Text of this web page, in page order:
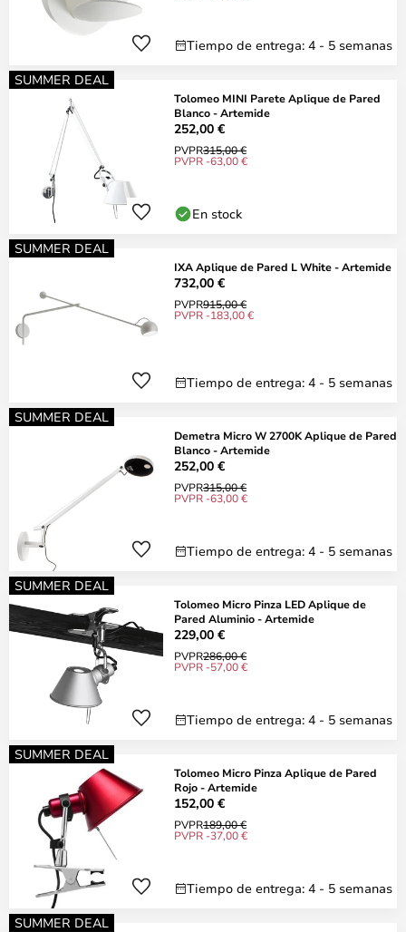
Tiempo de entrega: 4 - 5 semanas
SUMMER DEAL
Tolomeo MINI Parete Aplique de Pared
Blanco - Artemide
252,00 €
PVPR315,00 €
PVPR -63,00 €
En stock
SUMMER DEAL
IXA Aplique de Pared L White - Artemide
732,00 €
PVPR915,00 €
PVPR -183,00 €
Tiempo de entrega: 4 - 5 semanas
SUMMER DEAL
Demetra Micro W 2700K Aplique de Pared
Blanco - Artemide
252,00 €
PVPR315,00 €
PVPR -63,00 €
Tiempo de entrega: 4 - 5 semanas
SUMMER DEAL
Tolomeo Micro Pinza LED Aplique de
Pared Aluminio - Artemide
229,00 €
PVPR286,00 €
PVPR -57,00 €
Tiempo de entrega: 4 - 5 semanas
SUMMER DEAL
Tolomeo Micro Pinza Aplique de Pared
Rojo - Artemide
152,00 €
PVPR189,00 €
PVPR -37,00 €
Tiempo de entrega: 4 - 5 semanas
SUMMER DEAL